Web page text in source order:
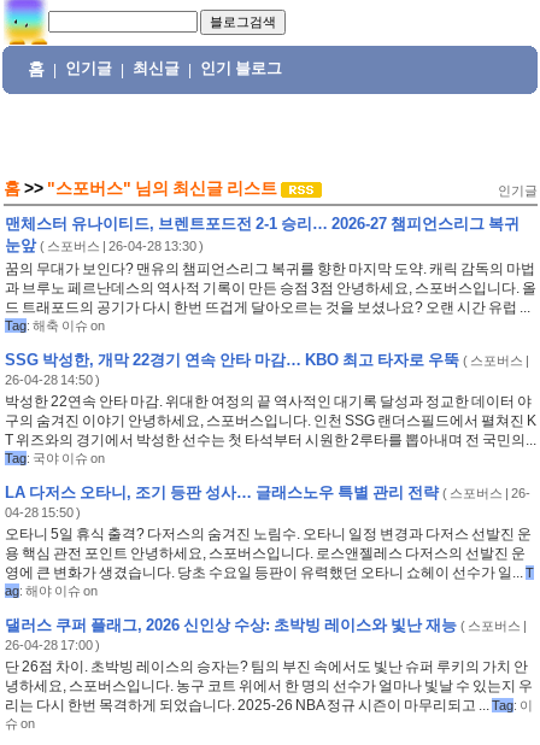
홈 인기글 최신글 인기 블로그
홈 >> "스포버스" 님의 최신글 리스트 인기글
맨체스터 유나이티드, 브렌트포드전 2-1 승리… 2026-27 챔피언스리그 복귀
눈앞 ( 스포버스 | 26-04-28 13:30 )
꿈의 무대가 보인다? 맨유의 챔피언스리그 복귀를 향한 마지막 도약. 캐릭 감독의 마법
과 브루노 페르난데스의 역사적 기록이 만든 승점 3점 안녕하세요, 스포버스입니다. 올
드 트래포드의 공기가 다시 한번 뜨겁게 달아오르는 것을 보셨나요? 오랜 시간 유럽 ...
Tag: 해축 이슈 on
SSG 박성한, 개막 22경기 연속 안타 마감… KBO 최고 타자로 우뚝 ( 스포버스 |
26-04-28 14:50 )
박성한 22연속 안타 마감. 위대한 여정의 끝 역사적인 대기록 달성과 정교한 데이터 야
구의 숨겨진 이야기 안녕하세요, 스포버스입니다. 인천 SSG 랜더스필드에서 펼쳐진 K
T 위즈와의 경기에서 박성한 선수는 첫 타석부터 시원한 2루타를 뽑아내며 전 국민의...
Tag: 국야 이슈 on
LA 다저스 오타니, 조기 등판 성사… 글래스노우 특별 관리 전략 ( 스포버스 | 26-
04-28 15:50 )
오타니 5일 휴식 출격? 다저스의 숨겨진 노림수. 오타니 일정 변경과 다저스 선발진 운
용 핵심 관전 포인트 안녕하세요, 스포버스입니다. 로스앤젤레스 다저스의 선발진 운
영에 큰 변화가 생겼습니다. 당초 수요일 등판이 유력했던 오타니 쇼헤이 선수가 일...T
ag: 해야 이슈 on
댈러스 쿠퍼 플래그, 2026 신인상 수상: 초박빙 레이스와 빛난 재능 ( 스포버스 |
26-04-28 17:00 )
단 26점 차이. 초박빙 레이스의 승자는? 팀의 부진 속에서도 빛난 슈퍼 루키의 가치 안
녕하세요, 스포버스입니다. 농구 코트 위에서 한 명의 선수가 얼마나 빛날 수 있는지 우
리는 다시 한번 목격하게 되었습니다. 2025-26 NBA 정규 시즌이 마무리되고 ...Tag: 이
슈 on